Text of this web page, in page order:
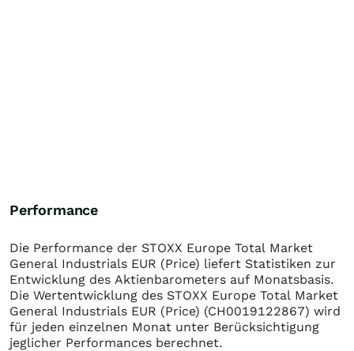
Performance
Die Performance der STOXX Europe Total Market
General Industrials EUR (Price) liefert Statistiken zur
Entwicklung des Aktienbarometers auf Monatsbasis.
Die Wertentwicklung des STOXX Europe Total Market
General Industrials EUR (Price) (CH0019122867) wird
für jeden einzelnen Monat unter Berücksichtigung
jeglicher Performances berechnet.